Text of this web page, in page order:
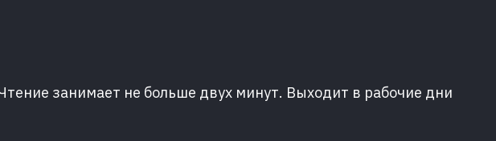
занимает не больше двух минут. Выходит в рабочие дни